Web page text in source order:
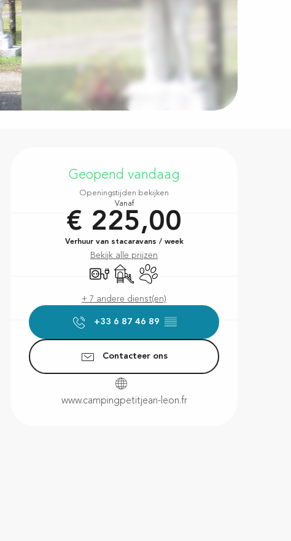
Openingstijden en
Geopend vandaag
Openingstijden bekijken
Vanaf
€ 225,00
Verhuur van stacaravans / week
Bekijk alle prijzen
Elektrische aansluitingen
Kinderspelen / Speelruimte
Dieren toegelaten
+ 7 andere dienst(en)
+33 6 87 46 89 ▒▒
Contacteer ons
www.campingpetitjean-leon.fr